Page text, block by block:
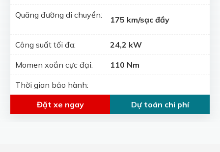
Quãng đường di chuyển: 175 km/sạc đầy
Công suất tối đa: 24,2 kW
Momen xoắn cực đại: 110 Nm
Thời gian bảo hành:
Đặt xe ngay
Dự toán chi phí